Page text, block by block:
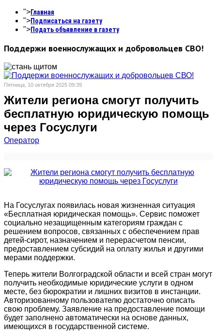
">Главная
">Подписаться на газету
">Подать объявление в газету
Поддержи военнослужащих и добровольцев СВО!
Пятница, 10 октября 2025 09:39
Жители региона смогут получить
бесплатную юридическую помощь
через Госуслуги
Оператор
На Госуслугах появилась новая жизненная ситуация
«Бесплатная юридическая помощь». Сервис поможет
социально незащищенным категориям граждан с
решением вопросов, связанных с обеспечением прав
детей-сирот, назначением и перерасчетом пенсии,
предоставлением субсидий на оплату жилья и другими
мерами поддержки.
Теперь жители Волгоградской области и всей стран могут
получить необходимые юридические услуги в одном
месте, без бюрократии и лишних визитов в инстанции.
Авторизованному пользователю достаточно описать
свою проблему. Заявление на предоставление помощи
будет заполнено автоматически на основе данных,
имеющихся в государственной системе.